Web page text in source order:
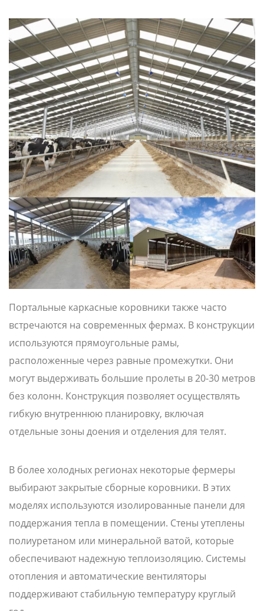
Портальные каркасные коровники также часто
встречаются на современных фермах. В конструкции
используются прямоугольные рамы,
расположенные через равные промежутки. Они
могут выдерживать большие пролеты в 20-30 метров
без колонн. Конструкция позволяет осуществлять
гибкую внутреннюю планировку, включая
отдельные зоны доения и отделения для телят.
В более холодных регионах некоторые фермеры
выбирают закрытые сборные коровники. В этих
моделях используются изолированные панели для
поддержания тепла в помещении. Стены утеплены
полиуретаном или минеральной ватой, которые
обеспечивают надежную теплоизоляцию. Системы
отопления и автоматические вентиляторы
поддерживают стабильную температуру круглый